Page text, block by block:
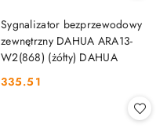
Sygnalizator bezprzewodowy
zewnętrzny DAHUA ARA13-
W2(868) (żółty) DAHUA
Cena:
335.51